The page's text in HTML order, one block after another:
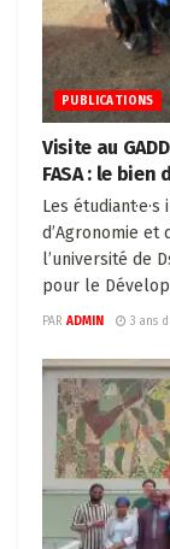
PUBLICATIONS
Visite au
FASA : le
Les
d’Agronomie et
l’université de
pour le
PAR ADMIN 3 ans